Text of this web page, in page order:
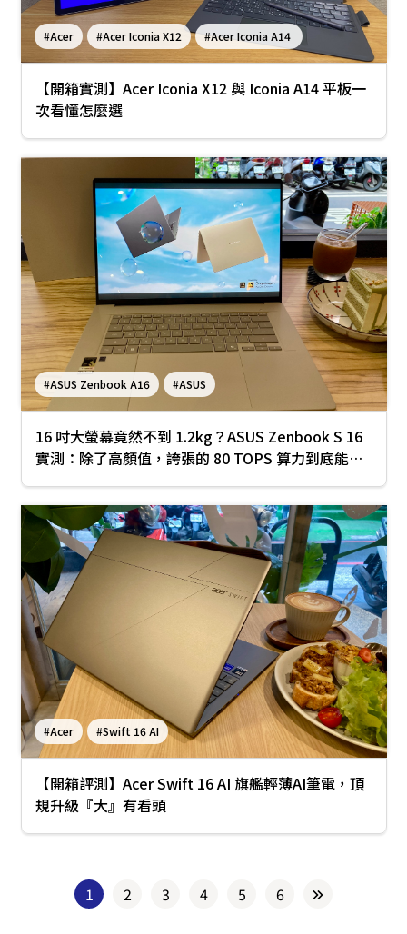
#Acer #Acer Iconia X12 #Acer Iconia A14
【開箱實測】Acer Iconia X12 與 Iconia A14 平板一
次看懂怎麼選
#ASUS Zenbook A16 #ASUS
16 吋大螢幕竟然不到 1.2kg？ASUS Zenbook S 16
實測：除了高顏值，誇張的 80 TOPS 算力到底能幹
#Acer #Swift 16 AI
【開箱評測】Acer Swift 16 AI 旗艦輕薄AI筆電，頂
規升級『大』有看頭
1 2 3 4 5 6